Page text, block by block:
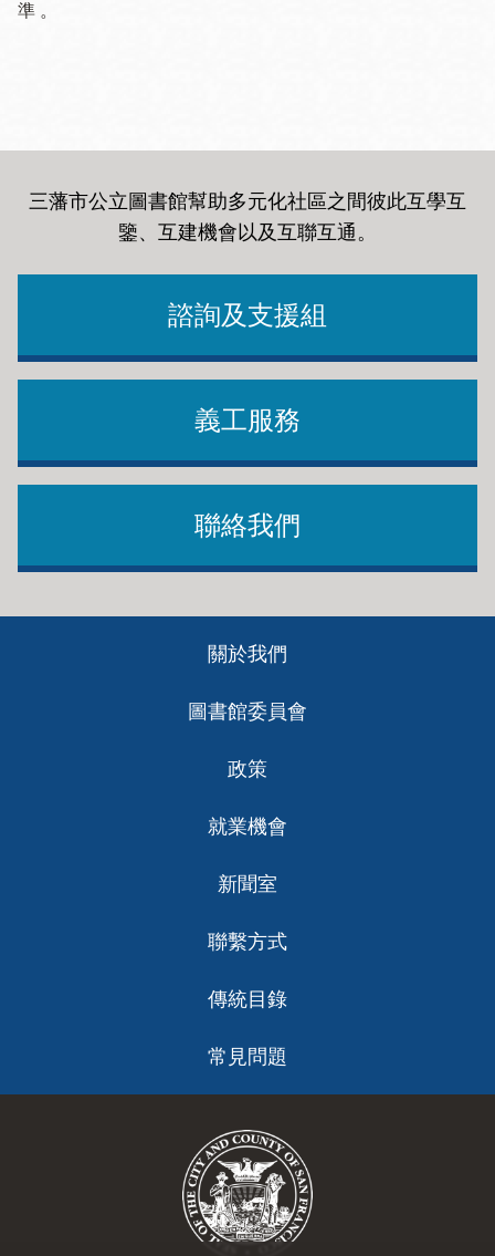
準 。
三藩市公立圖書館幫助多元化社區之間彼此互學互
鑒、互建機會以及互聯互通。
諮詢及支援組
義工服務
聯絡我們
關於我們
圖書館委員會
政策
就業機會
新聞室
聯繫方式
傳統目錄
常見問題